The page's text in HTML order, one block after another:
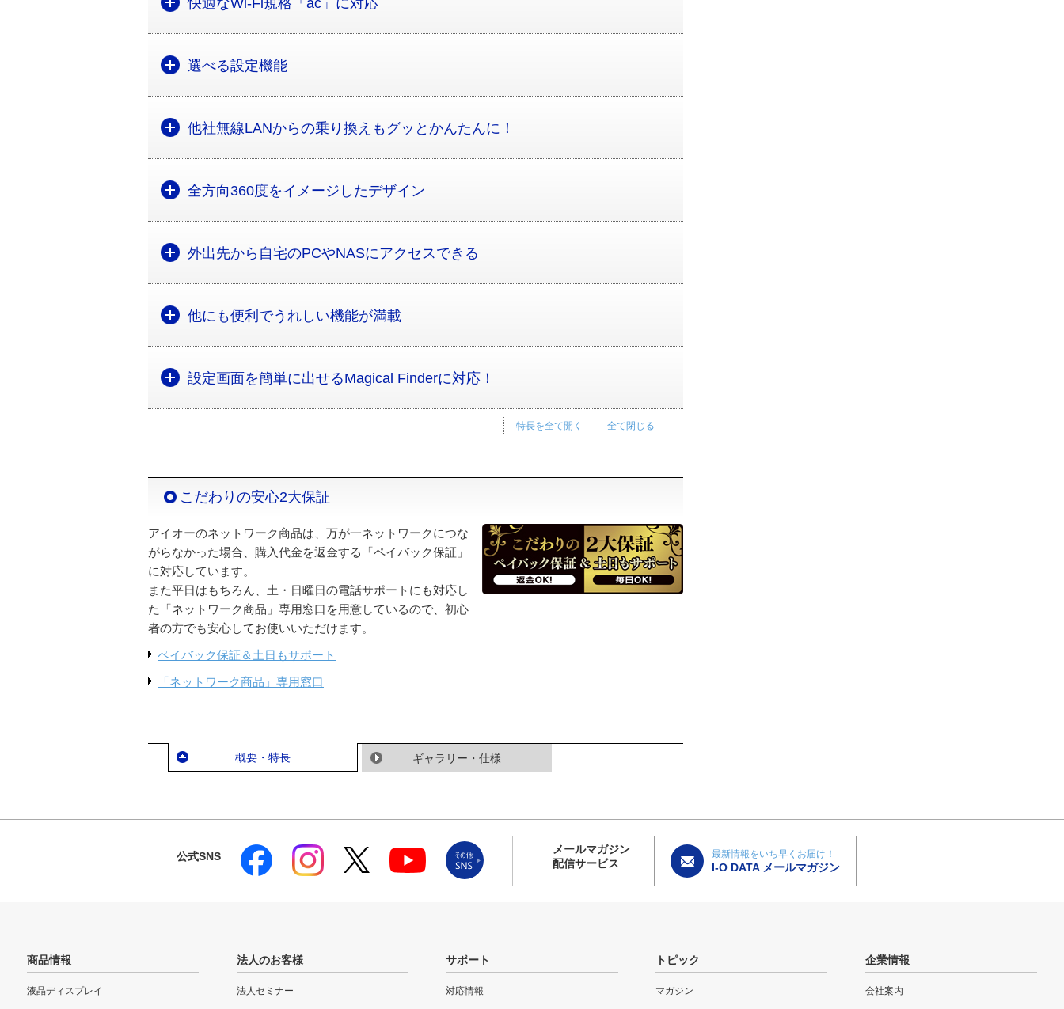
快適なWi-Fi規格「ac」に対応
選べる設定機能
他社無線LANからの乗り換えもグッとかんたんに！
全方向360度をイメージしたデザイン
外出先から自宅のPCやNASにアクセスできる
他にも便利でうれしい機能が満載
設定画面を簡単に出せるMagical Finderに対応！
全て閉じる
特長を全て開く
こだわりの安心2大保証
アイオーのネットワーク商品は、万が一ネットワークにつな
がらなかった場合、購入代金を返金する「ペイバック保証」
に対応しています。
また平日はもちろん、土・日曜日の電話サポートにも対応し
た「ネットワーク商品」専用窓口を用意しているので、初心
者の方でも安心してお使いいただけます。
ペイバック保証＆土日もサポート
「ネットワーク商品」専用窓口
概要・特長 ギャラリー・仕様
公式SNS
メールマガジン
配信サービス
最新情報をいち早くお届け！
I-O DATA メールマガジン
商品情報
液晶ディスプレイ
法人のお客様
法人セミナー
サポート
対応情報
トピック
マガジン
企業情報
会社案内